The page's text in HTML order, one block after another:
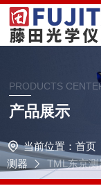
PRODUCTS
产品展示
当前位置： 首页
测器
TML东京